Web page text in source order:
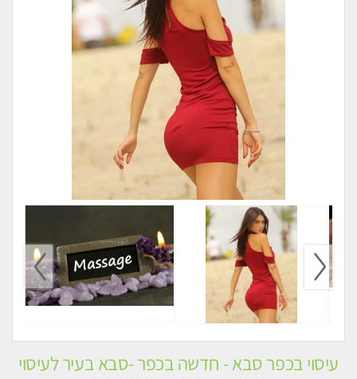
עיסוי בכפר סבא - חדשה בכפר -סבא בעיר לעיסוי